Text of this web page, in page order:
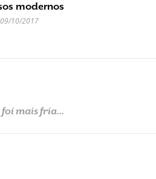
modernos
09/10/2017
mais fria...